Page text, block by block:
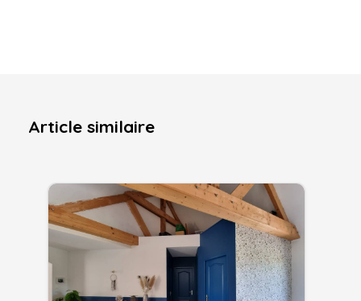
Article similaire